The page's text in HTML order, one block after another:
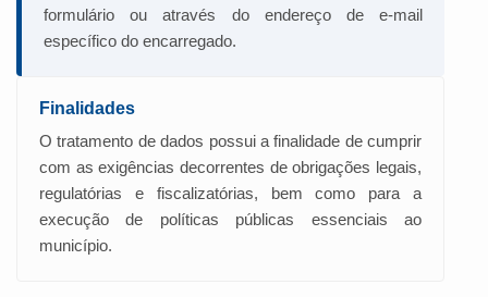
formulário ou através do endereço de e-mail
específico do encarregado.
Finalidades
O tratamento de dados possui a finalidade de cumprir
com as exigências decorrentes de obrigações legais,
regulatórias e fiscalizatórias, bem como para a
execução de políticas públicas essenciais ao
município.